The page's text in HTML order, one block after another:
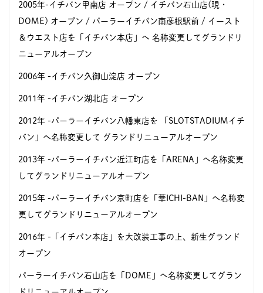
2005年-イチバン甲南店 オープン / イチバン石山店(現・
DOME) オープン / パーラーイチバン南彦根駅前 / イースト
＆ウエスト店を「イチバン本店」へ 名称変更してグランドリ
ニューアルオープン
2006年 -イチバン久御山淀店 オープン
2011年 -イチバン湖北店 オープン
2012年 -パーラーイチバン八幡東店を 「SLOTSTADIUMイチ
バン」へ名称変更して グランドリニューアルオープン
2013年 -パーラーイチバン近江町店を「ARENA」へ名称変更
してグランドリニューアルオープン
2015年 -パーラーイチバン京町店を「華ICHI-BAN」へ名称変
更してグランドリニューアルオープン
2016年 -「イチバン本店」を大改装工事の上、新生グランド
オープン
パーラーイチバン石山店を「DOME」へ名称変更してグラン